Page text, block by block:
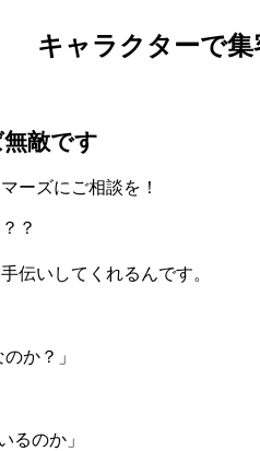
キャラクターで集
敵です
ーズにご相談を！
？
伝いしてくれるんです。
か？」
るのか」